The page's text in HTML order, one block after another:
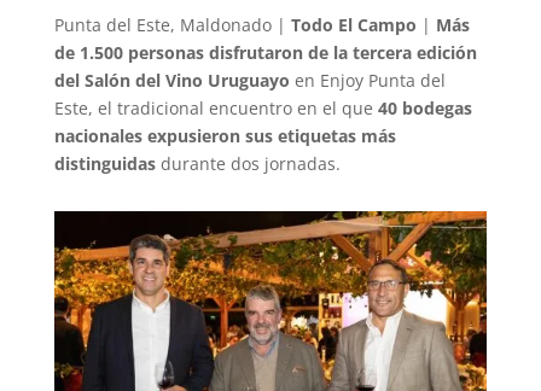
Punta del Este, Maldonado | Todo El Campo | Más
de 1.500 personas disfrutaron de la tercera edición
del Salón del Vino Uruguayo en Enjoy Punta del
Este, el tradicional encuentro en el que 40 bodegas
nacionales expusieron sus etiquetas más
distinguidasdurante dos jornadas.